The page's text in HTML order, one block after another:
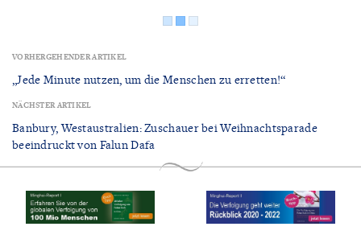
VORHERGEHENDER ARTIKEL
„Jede Minute nutzen, um die Menschen zu erretten!“
NÄCHSTER ARTIKEL
Banbury, Westaustralien: Zuschauer bei Weihnachtsparade
beeindruckt von Falun Dafa